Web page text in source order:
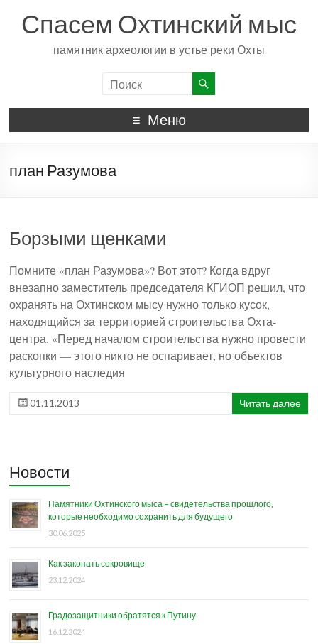
Спасем Охтинский мыс
памятник археологии в устье реки Охты
Меню
план Разумова
Борзыми щенками
Помните «план Разумова»? Вот этот? Когда вдруг
внезапно заместитель председателя КГИОП решил, что
охранять на Охтинском мысу нужно только кусок,
находящийся за территорией строительства Охта-
центра. «Перед началом строительства нужно провести
раскопки — этого никто не оспаривает, но объектов
культурного наследия
01.11.2013 Читать далее
Новости
Памятники Охтинского мыса – свидетельства прошлого,
которые необходимо сохранить для будущего
30.06.2025
Как закопать сокровище
23.12.2024
Градозащитники обратятся к Путину
16.12.2024